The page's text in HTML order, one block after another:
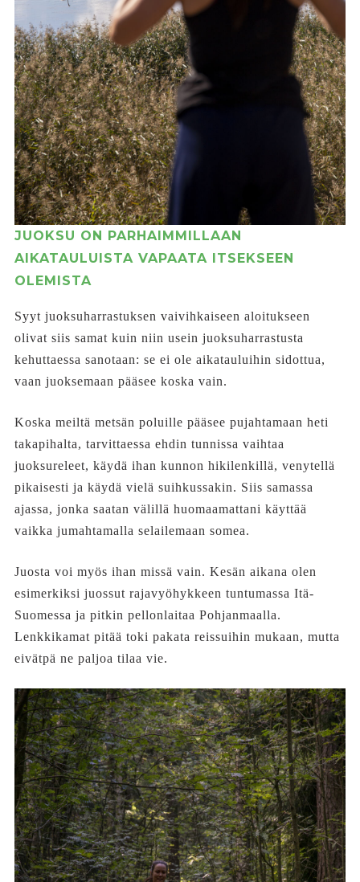
JUOKSU ON PARHAIMMILLAAN
AIKATAULUISTA VAPAATA ITSEKSEEN
OLEMISTA
Syyt juoksuharrastuksen vaivihkaiseen aloitukseen
olivat siis samat kuin niin usein juoksuharrastusta
kehuttaessa sanotaan: se ei ole aikatauluihin sidottua,
vaan juoksemaan pääsee koska vain.
Koska meiltä metsän poluille pääsee pujahtamaan heti
takapihalta, tarvittaessa ehdin tunnissa vaihtaa
juoksureleet, käydä ihan kunnon hikilenkillä, venytellä
pikaisesti ja käydä vielä suihkussakin. Siis samassa
ajassa, jonka saatan välillä huomaamattani käyttää
vaikka jumahtamalla selailemaan somea.
Juosta voi myös ihan missä vain. Kesän aikana olen
esimerkiksi juossut rajavyöhykkeen tuntumassa Itä-
Suomessa ja pitkin pellonlaitaa Pohjanmaalla.
Lenkkikamat pitää toki pakata reissuihin mukaan, mutta
eivätpä ne paljoa tilaa vie.